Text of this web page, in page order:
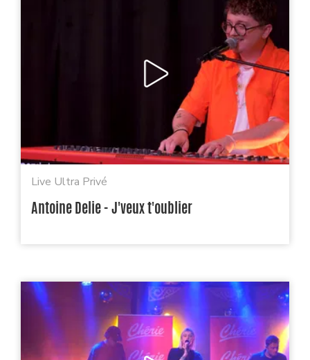
Live Ultra Privé
Antoine Delie - J'veux t'oublier